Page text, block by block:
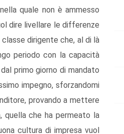
quale non è ammesso
dire livellare le differenze
dirigente che, al di là
periodo con la capacità
primo giorno di mandato
impegno, sforzandomi
provando a mettere
quella che ha permeato la
cultura di impresa vuol